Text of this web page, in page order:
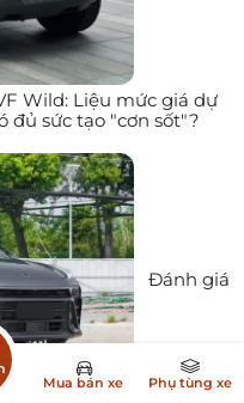
Wild: Liệu mức giá dự
đủ sức tạo "cơn sốt"?
Đánh giá
Mua bán xe
Phụ tùng xe